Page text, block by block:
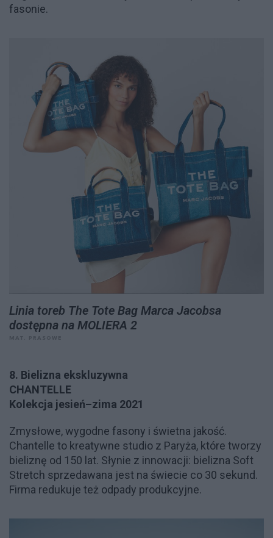
fasonie.
Linia toreb The Tote Bag Marca Jacobsa
dostępna na MOLIERA 2
8. Bielizna ekskluzywna
CHANTELLE
Kolekcja jesień–zima 2021
Zmysłowe, wygodne fasony i świetna jakość.
Chantelle to kreatywne studio z Paryża, które tworzy
bieliznę od 150 lat. Słynie z innowacji: bielizna Soft
Stretch sprzedawana jest na świecie co 30 sekund.
Firma redukuje też odpady produkcyjne.